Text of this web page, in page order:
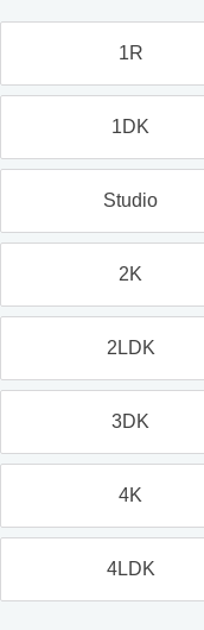
1R
1DK
Studio
2K
2LDK
3DK
4K
4LDK